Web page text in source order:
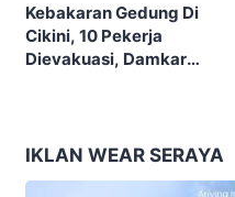
Kebakaran Gedung Di
Cikini, 10 Pekerja
Dievakuasi, Damkar
IKLAN WEAR SERAYA